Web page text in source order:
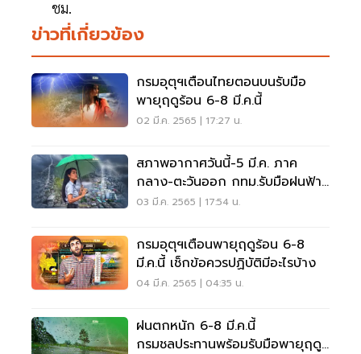
ชม.
ข่าวที่เกี่ยวข้อง
กรมอุตุฯเตือนไทยตอนบนรับมือ
พายุฤดูร้อน 6-8 มี.ค.นี้
02 มี.ค. 2565 | 17:27 น.
สภาพอากาศวันนี้-5 มี.ค. ภาค
กลาง-ตะวันออก กทม.รับมือฝนฟ้า
คะนอง
03 มี.ค. 2565 | 17:54 น.
กรมอุตุฯเตือนพายุฤดูร้อน 6-8
มี.ค.นี้ เช็กข้อควรปฏิบัติมีอะไรบ้าง
04 มี.ค. 2565 | 04:35 น.
ฝนตกหนัก 6-8 มี.ค.นี้
กรมชลประทานพร้อมรับมือพายุฤดู